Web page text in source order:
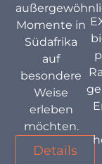
Momente in
Südafrika
auf
besondere
Weise
erleben
möchten.
Details